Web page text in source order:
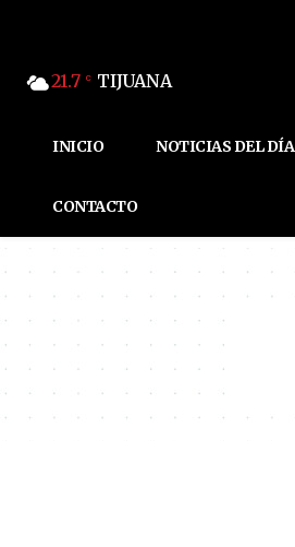
21.7 C TIJUANA
INICIO NOTICIAS DEL DÍA
CONTACTO